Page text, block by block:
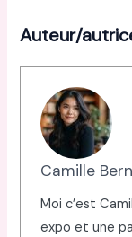
Auteur/
Camille
Moi c’est
expo et une